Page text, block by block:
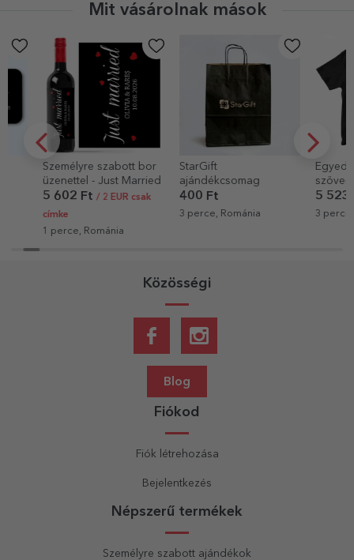
Mit vásárolnak mások
Személyre szabott bor
üzenettel - Just Married
5 602 Ft/ 2 EUR csak
1 perce, Románia
StarGift
ajándékcsomag
400 Ft
3 perce, Románia
Egyedi
szöveggel -
ki a
5 523 Ft
3 perce,
Közösségi
Blog
Fiókod
Fiók létrehozása
Bejelentkezés
Népszerű termékek
Személyre szabott ajándékok